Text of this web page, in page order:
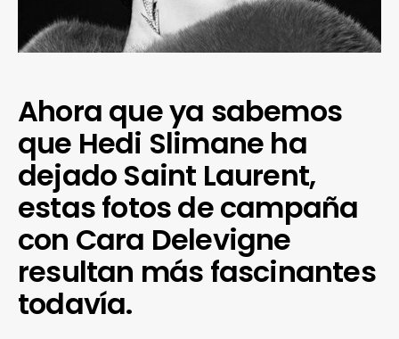
Ahora que ya sabemos
que Hedi Slimane ha
dejado Saint Laurent,
estas fotos de campaña
con Cara Delevigne
resultan más fascinantes
todavía.